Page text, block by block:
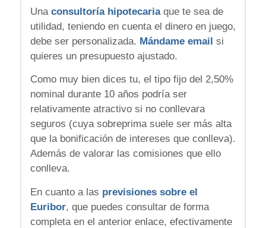
Una consultoría hipotecariaque te sea de
utilidad, teniendo en cuenta el dinero en juego,
debe ser personalizada. Mándame email si
quieres un presupuesto ajustado.
Como muy bien dices tu, el tipo fijo del 2,50%
nominal durante 10 años podría ser
relativamente atractivo si no conllevara
seguros (cuya sobreprima suele ser más alta
que la bonificación de intereses que conlleva).
Además de valorar las comisiones que ello
conlleva.
En cuanto a las previsiones sobre el
Euribor, que puedes consultar de forma
completa en el anterior enlace, efectivamente